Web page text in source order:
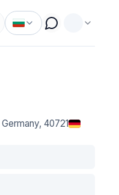
Germany, 40721